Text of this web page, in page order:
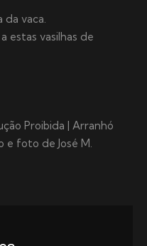
da vaca.
estas vasilhas de
Proibida | Arranhó
e foto de José M.